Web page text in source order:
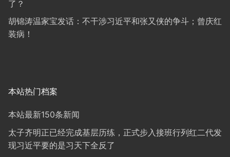
了？
胡锦涛温家宝发话：不干涉习近平和张又侠的争斗；曾庆红
装病！
本站热门档案
本站最新150条新闻
太子齐明正已经完成基层历练，正式步入接班行列红二代发
现习近平要的是习天下全反了